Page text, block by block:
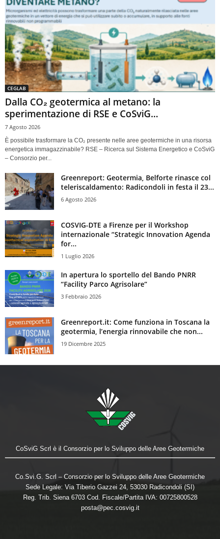
CEGLAB
Dalla CO₂ geotermica al metano: la
sperimentazione di RSE e CoSviG...
7 Agosto 2026
È possibile trasformare la CO₂ presente nelle aree geotermiche in una risorsa
energetica immagazzinabile? RSE – Ricerca sul Sistema Energetico e CoSviG
– Consorzio per...
Greenreport: Geotermia, Belforte rinasce col
teleriscaldamento: Radicondoli in festa il 23...
6 Agosto 2026
COSVIG-DTE a Firenze per il Workshop
internazionale “Strategic Innovation Agenda
for...
1 Luglio 2026
In apertura lo sportello del Bando PNRR
“Facility Parco Agrisolare”
3 Febbraio 2026
Greenreport.it: Come funziona in Toscana la
geotermia, l’energia rinnovabile che non...
19 Dicembre 2025
CoSviG Scrl è il Consorzio per lo Sviluppo delle Aree Geotermiche
Co.Svi.G. Scrl – Consorzio per lo Sviluppo delle Aree Geotermiche
Sede Legale: Via Tiberio Gazzei 24, 53030 Radicondoli (SI)
Reg. Trib. Siena 6703 Cod. Fiscale/Partita IVA: 00725800528
posta@pec.cosvig.it